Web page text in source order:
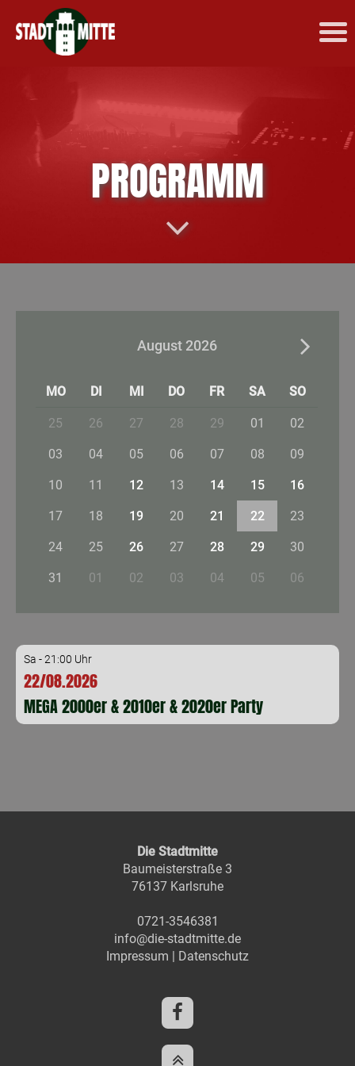
PROGRAMM
August 2026
MO DI MI DO FR SA SO
25 26 27 28 29 01 02
03 04 05 06 07 08 09
10 11 12 13 14 15 16
17 18 19 20 21 22 23
24 25 26 27 28 29 30
31 01 02 03 04 05 06
Sa - 21:00 Uhr
22/08.2026
MEGA 2000er & 2010er & 2020er Party
Die Stadtmitte
Baumeisterstraße 3
76137 Karlsruhe
0721-3546381
info@die-stadtmitte.de
Impressum | Datenschutz